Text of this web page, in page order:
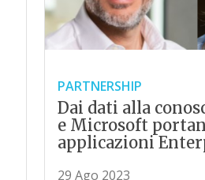
PARTNERSHIP
Dai dati alla
e Microsoft
applicazioni
29 Ago 2023